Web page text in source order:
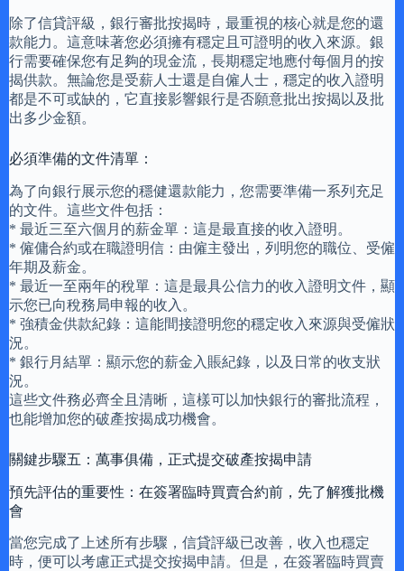
除了信貸評級，銀行審批按揭時，最重視的核心就是您的還
款能力。這意味著您必須擁有穩定且可證明的收入來源。銀
行需要確保您有足夠的現金流，長期穩定地應付每個月的按
揭供款。無論您是受薪人士還是自僱人士，穩定的收入證明
都是不可或缺的，它直接影響銀行是否願意批出按揭以及批
出多少金額。
必須準備的文件清單：
為了向銀行展示您的穩健還款能力，您需要準備一系列充足
的文件。這些文件包括：
* 最近三至六個月的薪金單：這是最直接的收入證明。
* 僱傭合約或在職證明信：由僱主發出，列明您的職位、受僱
年期及薪金。
* 最近一至兩年的稅單：這是最具公信力的收入證明文件，顯
示您已向稅務局申報的收入。
* 強積金供款紀錄：這能間接證明您的穩定收入來源與受僱狀
況。
* 銀行月結單：顯示您的薪金入賬紀錄，以及日常的收支狀
況。
這些文件務必齊全且清晰，這樣可以加快銀行的審批流程，
也能增加您的破產按揭成功機會。
關鍵步驟五：萬事俱備，正式提交破產按揭申請
預先評估的重要性：在簽署臨時買賣合約前，先了解獲批機
會
當您完成了上述所有步驟，信貸評級已改善，收入也穩定
時，便可以考慮正式提交按揭申請。但是，在簽署臨時買賣